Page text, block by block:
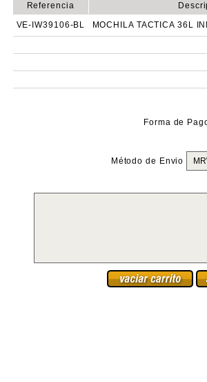
Referencia
VE-IW39106-BL
MOCHILA TACTICA 36L
Forma de
Método de Envio